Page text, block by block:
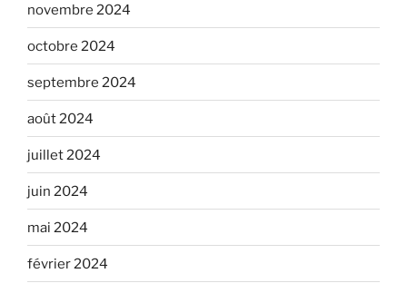
novembre 2024
octobre 2024
septembre 2024
août 2024
juillet 2024
juin 2024
mai 2024
février 2024